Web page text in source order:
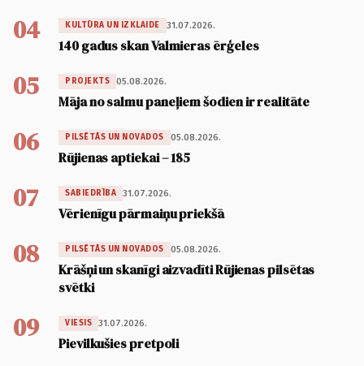
04 KULTŪRA UN IZKLAIDE 31.07.2026.
140 gadus skan Valmieras ērģeles
05 PROJEKTS 05.08.2026.
Māja no salmu paneļiem šodien ir realitāte
06 PILSĒTĀS UN NOVADOS 05.08.2026.
Rūjienas aptiekai – 185
07 SABIEDRĪBA 31.07.2026.
Vērienīgu pārmaiņu priekšā
08 PILSĒTĀS UN NOVADOS 05.08.2026.
Krāšņi un skanīgi aizvadīti Rūjienas pilsētas
svētki
09 VIESIS 31.07.2026.
Pievilkušies pretpoli